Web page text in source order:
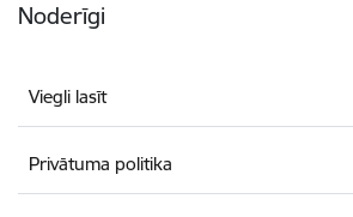
Noderīgi
Viegli lasīt
Privātuma politika